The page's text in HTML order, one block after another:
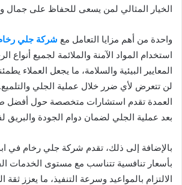
الخيار المثالي لمن يسعى للحفاظ على جمال
واحدة من أهم مزايا التعامل مع شركة جلي
استخدام المواد الآمنة والملائمة لجميع أنواع
المعايير البيئية والسلامة، ما يجعل العملاء
لن تتعرض لأي ضرر خلال عملية الجلي
العمدة تقدم استشارات متخصصة حول أفضل
بعد عملية الجلي لضمان دوام الجودة والبريق
بالإضافة إلى ذلك، تقدم شركة جلي رخام في
بأسعار تنافسية تتناسب مع مستوى الخدمات
الالتزام بالمواعيد وسرعة التنفيذ، ما يعزز